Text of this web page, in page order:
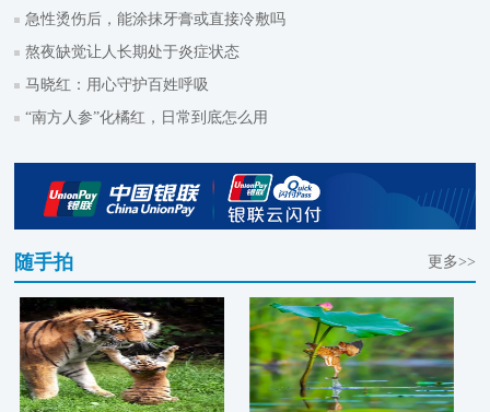
急性烫伤后，能涂抹牙膏或直接冷敷吗
熬夜缺觉让人长期处于炎症状态
马晓红：用心守护百姓呼吸
“南方人参”化橘红，日常到底怎么用
随手拍 更多>>